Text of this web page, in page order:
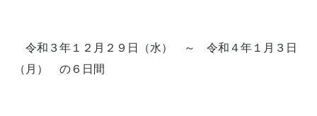
令和３年１２月２９日（水） ～ 令和４年１月３日
（月） の６日間